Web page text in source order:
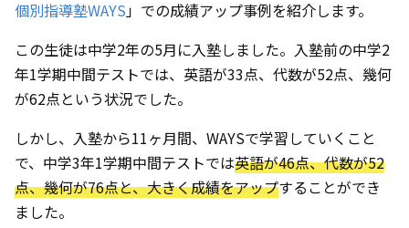
個別指導塾WAYS」での成績アップ事例を紹介します。
この生徒は中学2年の5月に入塾しました。入塾前の中学2
年1学期中間テストでは、英語が33点、代数が52点、幾何
が62点という状況でした。
しかし、入塾から11ヶ月間、WAYSで学習していくこと
で、中学3年1学期中間テストでは英語が46点、代数が52
点、幾何が76点と、大きく成績をアップすることができ
ました。